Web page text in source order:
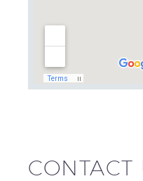
CONTACT